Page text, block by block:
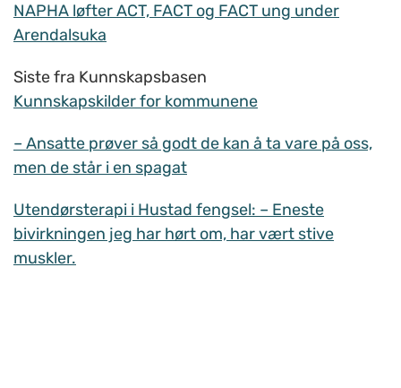
NAPHA løfter ACT, FACT og FACT ung under
Arendalsuka
Siste fra Kunnskapsbasen
Kunnskapskilder for kommunene
– Ansatte prøver så godt de kan å ta vare på oss,
men de står i en spagat
Utendørsterapi i Hustad fengsel: – Eneste
bivirkningen jeg har hørt om, har vært stive
muskler.